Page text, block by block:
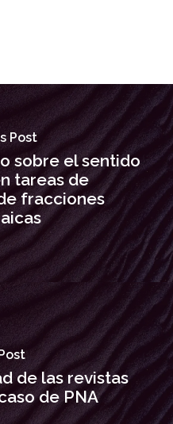
Post
sobre el sentido
tareas de
fracciones
de las revistas
de PNA